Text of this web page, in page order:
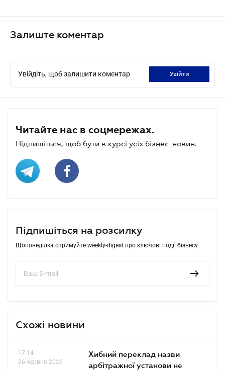
Залиште коментар
Увійдіть, щоб залишити коментар увійти
Читайте нас в соцмережах.
Підпишіться, щоб бути в курсі усіх бізнес-новин.
Підпишіться на розсилку
Щопонеділка отримуйте weekly-digest про ключові події бізнесу
Схожі новини
17.14
26 червня 2026
Хибний переклад назви
арбітражної установи не